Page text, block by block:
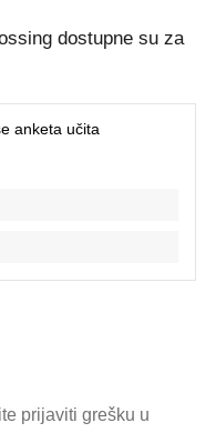
dostupne su za
prijaviti grešku u